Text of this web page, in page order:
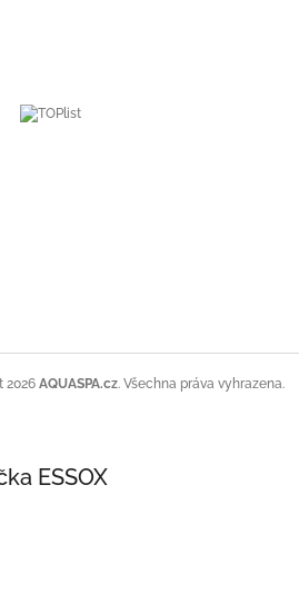
2026 AQUASPA.cz. Všechna práva vyhrazena.
ESSOX